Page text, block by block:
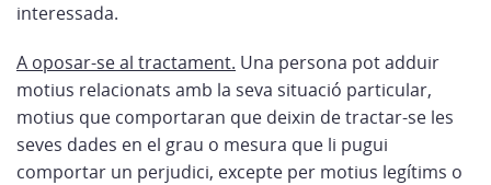
interessada.
A oposar-se al tractament. Una persona pot adduir
motius relacionats amb la seva situació particular,
motius que comportaran que deixin de tractar-se les
seves dades en el grau o mesura que li pugui
comportar un perjudici, excepte per motius legítims o